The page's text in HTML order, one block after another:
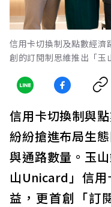
信用卡切換制及點數經濟
創的訂閱制思維推出「玉
信用卡切換制與
紛紛搶進布局生
與通路數量。玉
山Unicard」信
益，更首創「訂